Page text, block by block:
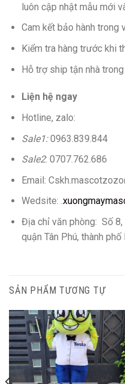
luôn cập nhật mẫu mới
Cam kết bảo hành trong
Kiểm tra hàng trước khi
Hỗ trợ ship tận nhà
Liện hệ ngay
Hotline, zalo:
Sale1:0963.839.844
Sale2: 0707.762.686
Email:
Wedsite: .
Địa chỉ văn phòng: Số 8,
quận Tân Phú, thành phố
SẢN PHẨM TƯƠNG TỰ